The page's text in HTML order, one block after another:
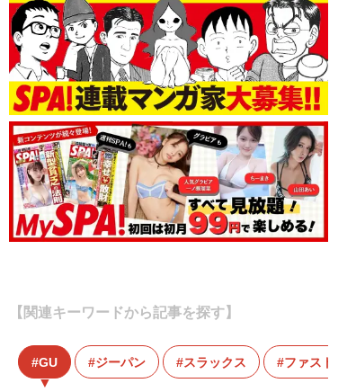
【関連キーワードから記事を探す】
GU ジーパン スラックス ファストフ